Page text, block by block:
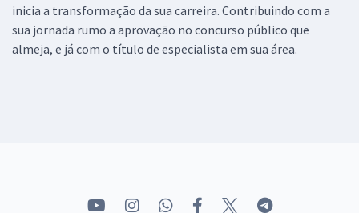
inicia a transformação da sua carreira. Contribuindo com a
sua jornada rumo a aprovação no concurso público que
almeja, e já com o título de especialista em sua área.